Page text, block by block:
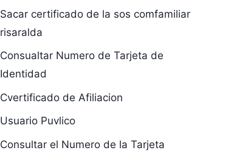
Sacar certificado de la sos comfamiliar
risaralda
Consualtar Numero de Tarjeta de
Identidad
Cvertificado de Afiliacion
Usuario Puvlico
Consultar el Numero de la Tarjeta